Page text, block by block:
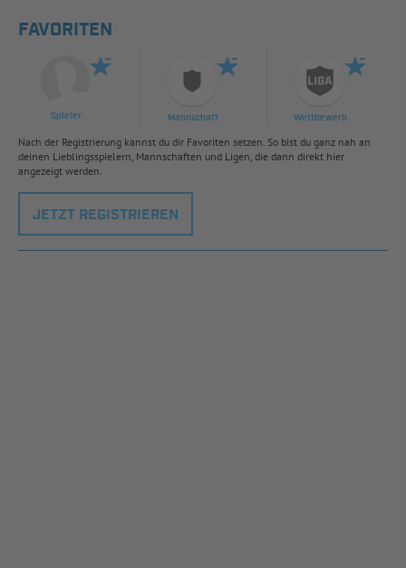
FAVORITEN
Spieler Mannschaft Wettbewerb
Nach der Registrierung kannst du dir Favoriten setzen. So bist du ganz nah an
deinen Lieblingsspielern, Mannschaften und Ligen, die dann direkt hier
angezeigt werden.
JETZT REGISTRIEREN